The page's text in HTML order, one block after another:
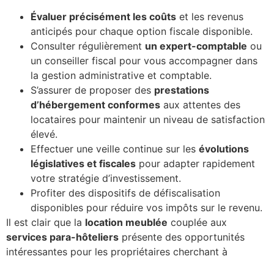
Évaluer précisément les coûts et les revenus
anticipés pour chaque option fiscale disponible.
Consulter régulièrement un expert-comptable ou
un conseiller fiscal pour vous accompagner dans
la gestion administrative et comptable.
S’assurer de proposer des prestations
d’hébergement conformes aux attentes des
locataires pour maintenir un niveau de satisfaction
élevé.
Effectuer une veille continue sur les évolutions
législatives et fiscales pour adapter rapidement
votre stratégie d’investissement.
Profiter des dispositifs de défiscalisation
disponibles pour réduire vos impôts sur le revenu.
Il est clair que la location meublée couplée aux
services para-hôteliers présente des opportunités
intéressantes pour les propriétaires cherchant à